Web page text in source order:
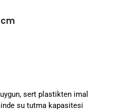
sert plastikten imal
su tutma kapasitesi